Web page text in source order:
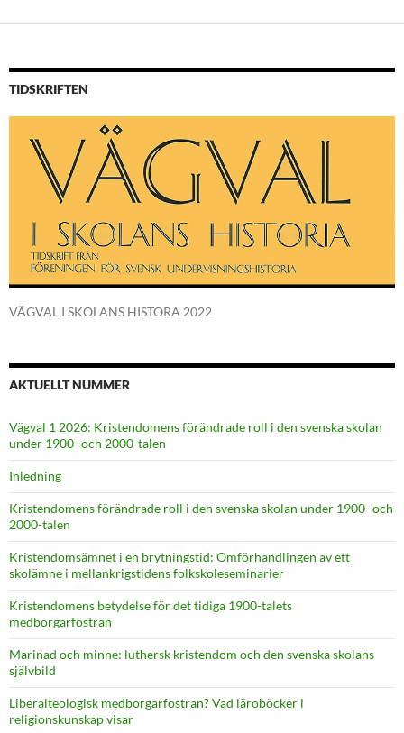
TIDSKRIFTEN
VÄGVAL I SKOLANS HISTORA 2022
AKTUELLT NUMMER
Vägval 1 2026: Kristendomens förändrade roll i den svenska skolan
under 1900- och 2000-talen
Inledning
Kristendomens förändrade roll i den svenska skolan under 1900- och
2000-talen
Kristendomsämnet i en brytningstid: Omförhandlingen av ett
skolämne i mellankrigstidens folkskoleseminarier
Kristendomens betydelse för det tidiga 1900-talets
medborgarfostran
Marinad och minne: luthersk kristendom och den svenska skolans
självbild
Liberalteologisk medborgarfostran? Vad läroböcker i
religionskunskap visar